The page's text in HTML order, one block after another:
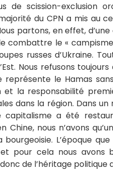
de scission-exclusion
du CPN a mis au
partons, en effet,
combattre le «
russes d’Ukraine.
Nous refusons
le Hamas
la responsabilité
dans la région. Dans
a été
nous n’avons
L’époque
pour cela nous avons
de l’héritage politique